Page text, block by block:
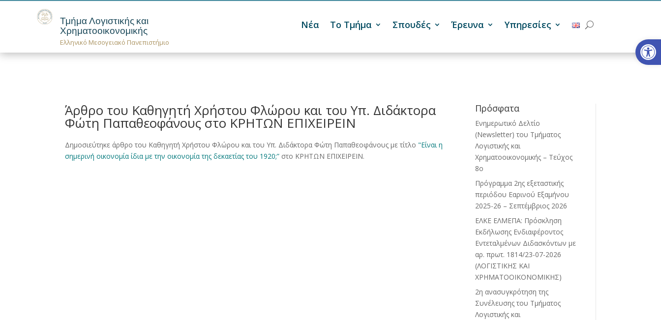
Τμήμα Λογιστικής και
Χρηματοοικονομικής
Ελληνικό Μεσογειακό Πανεπιστήμιο
Νέα Το Τμήμα Σπουδές Έρευνα Υπηρεσίες
Άρθρο του Καθηγητή Χρήστου Φλώρου και του Υπ. Διδάκτορα
Φώτη Παπαθεοφάνους στο ΚΡΗΤΩΝ ΕΠΙΧΕΙΡΕΙΝ
Δημοσιεύτηκε άρθρο του Καθηγητή Χρήστου Φλώρου και του Υπ. Διδάκτορα Φώτη Παπαθεοφάνους με τίτλο "Είναι η
σημερινή οικονομία ίδια με την οικονομία της δεκαετίας του 1920;” στο ΚΡΗΤΩΝ ΕΠΙΧΕΙΡΕΙΝ.
Πρόσφατα
Ενημερωτικό Δελτίο
(Newsletter) του Τμήματος
Λογιστικής και
Χρηματοοικονομικής – Τεύχος
8ο
Πρόγραμμα 2ης εξεταστικής
περιόδου Eαρινού Eξαμήνου
2025-26 – Σεπτέμβριος 2026
ΕΛΚΕ ΕΛΜΕΠΑ: Πρόσκληση
Εκδήλωσης Ενδιαφέροντος
Εντεταλμένων Διδασκόντων με
αρ. πρωτ. 1814/23-07-2026
(ΛΟΓΙΣΤΙΚΗΣ ΚΑΙ
ΧΡΗΜΑΤΟΟΙΚΟΝΟΜΙΚΗΣ)
2η ανασυγκρότηση της
Συνέλευσης του Τμήματος
Λογιστικής και